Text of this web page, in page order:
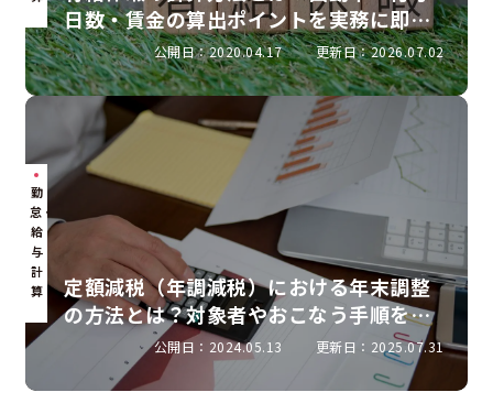
日数・賃金の算出ポイントを実務に即し
て解説
公開日：2020.04.17 更新日：2026.07.02
勤
怠・
給
与
計
算
定額減税（年調減税）における年末調整
の方法とは？対象者やおこなう手順を解
公開日：2024.05.13 更新日：2025.07.31